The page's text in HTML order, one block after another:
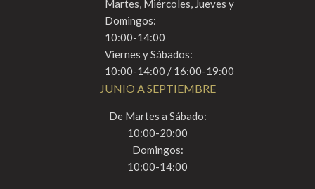
Martes, Miércoles, Jueves y
Domingos:
10:00-14:00
Viernes y Sábados:
10:00-14:00 / 16:00-19:00
JUNIO A SEPTIEMBRE
De Martes a Sábado:
10:00-20:00
Domingos:
10:00-14:00